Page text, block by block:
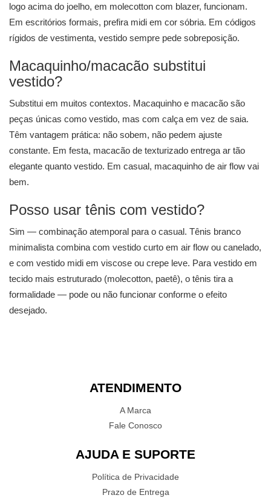
logo acima do joelho, em molecotton com blazer, funcionam.
Em escritórios formais, prefira midi em cor sóbria. Em códigos
rígidos de vestimenta, vestido sempre pede sobreposição.
Macaquinho/macacão substitui
vestido?
Substitui em muitos contextos. Macaquinho e macacão são
peças únicas como vestido, mas com calça em vez de saia.
Têm vantagem prática: não sobem, não pedem ajuste
constante. Em festa, macacão de texturizado entrega ar tão
elegante quanto vestido. Em casual, macaquinho de air flow vai
bem.
Posso usar tênis com vestido?
Sim — combinação atemporal para o casual. Tênis branco
minimalista combina com vestido curto em air flow ou canelado,
e com vestido midi em viscose ou crepe leve. Para vestido em
tecido mais estruturado (molecotton, paetê), o tênis tira a
formalidade — pode ou não funcionar conforme o efeito
desejado.
ATENDIMENTO
A Marca
Fale Conosco
AJUDA E SUPORTE
Política de Privacidade
Prazo de Entrega